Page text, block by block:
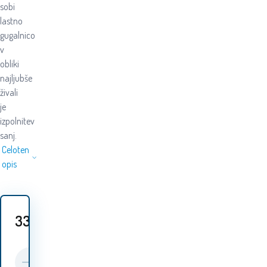
sobi
lastno
gugalnico
v
obliki
najljubše
živali
je
izpolnitev
sanj.
Celoten
opis
33.10